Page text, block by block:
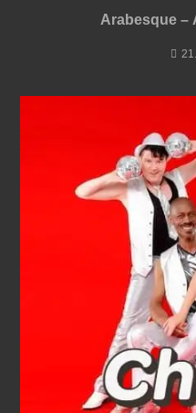
Arabesque –